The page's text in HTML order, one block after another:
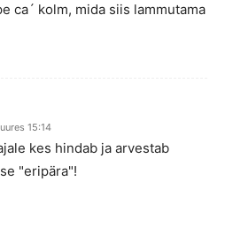
ca´ kolm, mida siis lammutama
15:14
kes hindab ja arvestab
"eripära"!